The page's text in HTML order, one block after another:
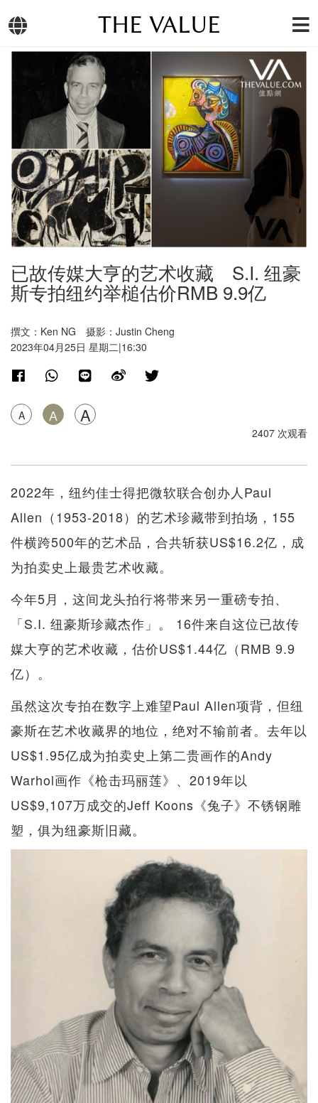
THE VALUE
已故传媒大亨的艺术收藏 S.I. 纽豪
斯专拍纽约举槌估价RMB 9.9亿
撰文：Ken NG 摄影：Justin Cheng
2023年04月25日 星期二|16:30
A A A
2407 次观看
2022年，纽约佳士得把微软联合创办人Paul
Allen（1953-2018）的艺术珍藏带到拍场，155
件横跨500年的艺术品，合共斩获US$16.2亿，成
为拍卖史上最贵艺术收藏。
今年5月，这间龙头拍行将带来另一重磅专拍、
「S.I. 纽豪斯珍藏杰作」。 16件来自这位已故传
媒大亨的艺术收藏，估价US$1.44亿（RMB 9.9
亿）。
虽然这次专拍在数字上难望Paul Allen项背，但纽
豪斯在艺术收藏界的地位，绝对不输前者。去年以
US$1.95亿成为拍卖史上第二贵画作的Andy
Warhol画作《枪击玛丽莲》、2019年以
US$9,107万成交的Jeff Koons《兔子》不锈钢雕
塑，俱为纽豪斯旧藏。